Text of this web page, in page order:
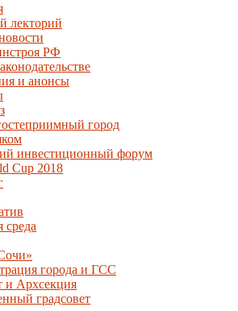
лекторий
РФ
и анонсы
город
инвестиционный форум
Cup 2018
среда
города и ГСС
и Архсекция
градсовет